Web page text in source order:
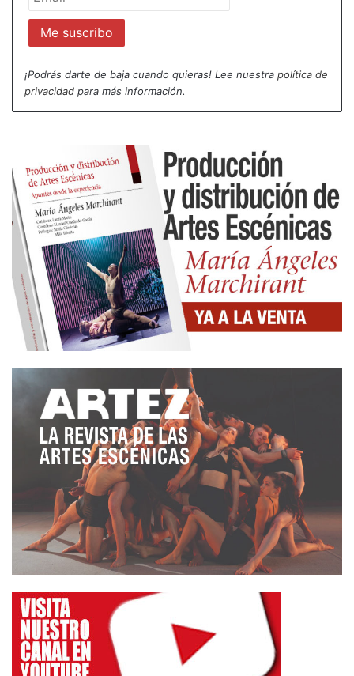
¡Podrás darte de baja cuando quieras! Lee nuestra política de
privacidad para más información.